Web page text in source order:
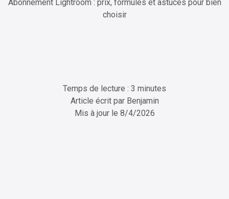
Abonnement Lightroom : prix, formules et astuces pour bien
choisir
Temps de lecture : 3 minutes
Article écrit par Benjamin
Mis à jour le 8/4/2026